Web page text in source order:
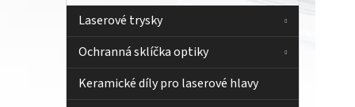
s
r
n
Laserové trysky
Ochranná sklíčka optiky
Keramické díly pro laserové hlavy